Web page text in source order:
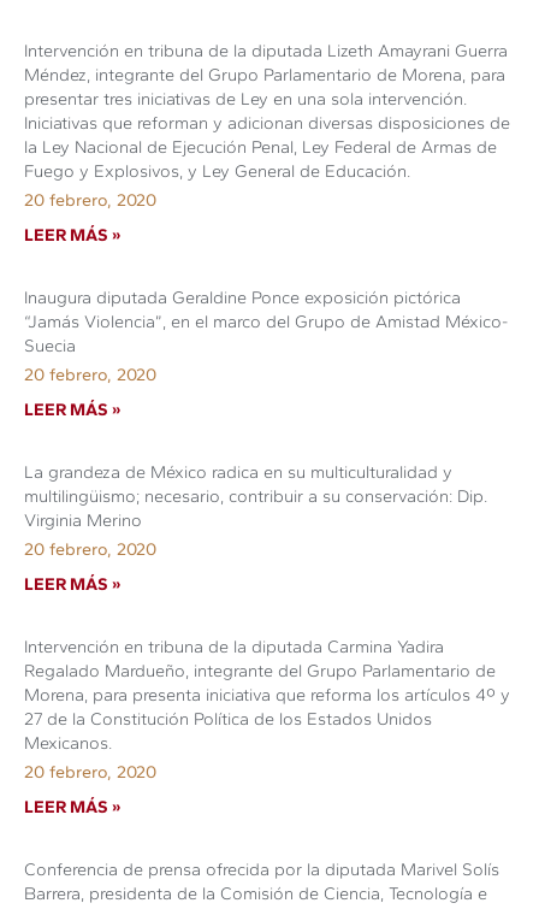
Intervención en tribuna de la diputada Lizeth Amayrani Guerra
Méndez, integrante del Grupo Parlamentario de Morena, para
presentar tres iniciativas de Ley en una sola intervención.
Iniciativas que reforman y adicionan diversas disposiciones de
la Ley Nacional de Ejecución Penal, Ley Federal de Armas de
Fuego y Explosivos, y Ley General de Educación.
20 febrero, 2020
LEER MÁS »
Inaugura diputada Geraldine Ponce exposición pictórica
“Jamás Violencia”, en el marco del Grupo de Amistad México-
Suecia
20 febrero, 2020
LEER MÁS »
La grandeza de México radica en su multiculturalidad y
multilingüismo; necesario, contribuir a su conservación: Dip.
Virginia Merino
20 febrero, 2020
LEER MÁS »
Intervención en tribuna de la diputada Carmina Yadira
Regalado Mardueño, integrante del Grupo Parlamentario de
Morena, para presenta iniciativa que reforma los artículos 4º y
27 de la Constitución Política de los Estados Unidos
Mexicanos.
20 febrero, 2020
LEER MÁS »
Conferencia de prensa ofrecida por la diputada Marivel Solís
Barrera, presidenta de la Comisión de Ciencia, Tecnología e